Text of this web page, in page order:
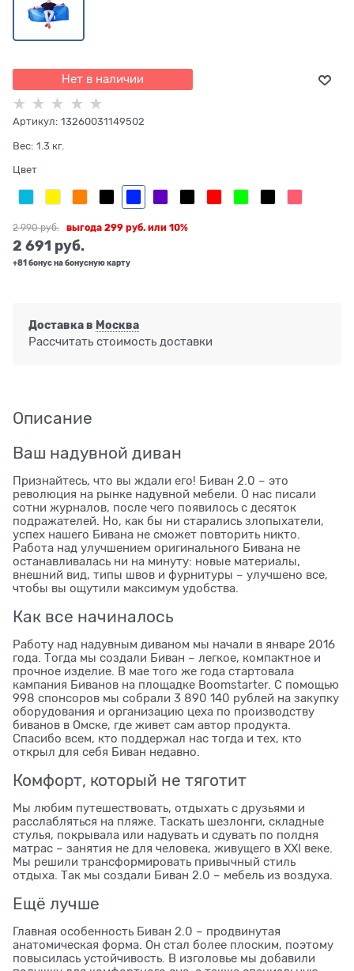
Нет в наличии
Артикул: 13260031149502
Вес: 1.3 кг.
Цвет
2 990 руб.
2 691 руб.
выгода299 руб. или10%
+81 бонус на бонусную карту
Доставка в Москва
Рассчитать стоимость доставки
Описание
Ваш надувной диван
Признайтесь, что вы ждали его! Биван 2.0 – это
революция на рынке надувной мебели. О нас писали
сотни журналов, после чего появилось с десяток
подражателей. Но, как бы ни старались злопыхатели,
успех нашего Бивана не сможет повторить никто.
Работа над улучшением оригинального Бивана не
останавливалась ни на минуту: новые материалы,
внешний вид, типы швов и фурнитуры – улучшено все,
чтобы вы ощутили максимум удобства.
Как все начиналось
Работу над надувным диваном мы начали в январе 2016
года. Тогда мы создали Биван – легкое, компактное и
прочное изделие. В мае того же года стартовала
кампания Биванов на площадке Boomstarter. С помощью
998 спонсоров мы собрали 3 890 140 рублей на закупку
оборудования и организацию цеха по производству
биванов в Омске, где живет сам автор продукта.
Спасибо всем, кто поддержал нас тогда и тех, кто
открыл для себя Биван недавно.
Комфорт, который не тяготит
Мы любим путешествовать, отдыхать с друзьями и
расслабляться на пляже. Таскать шезлонги, складные
стулья, покрывала или надувать и сдувать по полдня
матраc – занятия не для человека, живущего в ХXI веке.
Мы решили трансформировать привычный стиль
отдыха. Так мы создали Биван 2.0 – мебель из воздуха.
Ещё лучше
Главная особенность Биван 2.0 – продвинутая
анатомическая форма. Он стал более плоским, поэтому
повысилась устойчивость. В изголовье мы добавили